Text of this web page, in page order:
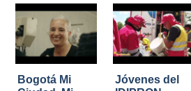
Bogotá Mi
Jóvenes del
Pages